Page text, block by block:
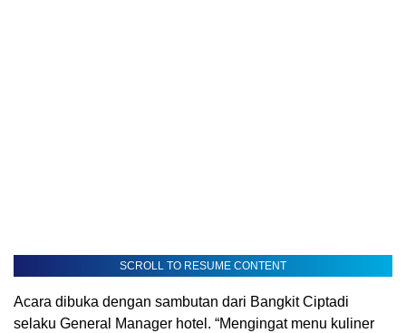
SCROLL TO RESUME CONTENT
Acara dibuka dengan sambutan dari Bangkit Ciptadi
selaku General Manager hotel. “Mengingat menu kuliner